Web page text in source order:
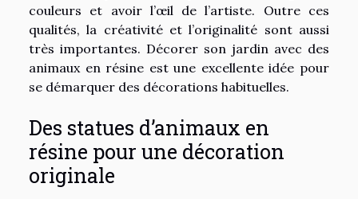
couleurs et avoir l’œil de l’artiste. Outre ces
qualités, la créativité et l’originalité sont aussi
très importantes. Décorer son jardin avec des
animaux en résine est une excellente idée pour
se démarquer des décorations habituelles.
Des statues d’animaux en
résine pour une décoration
originale